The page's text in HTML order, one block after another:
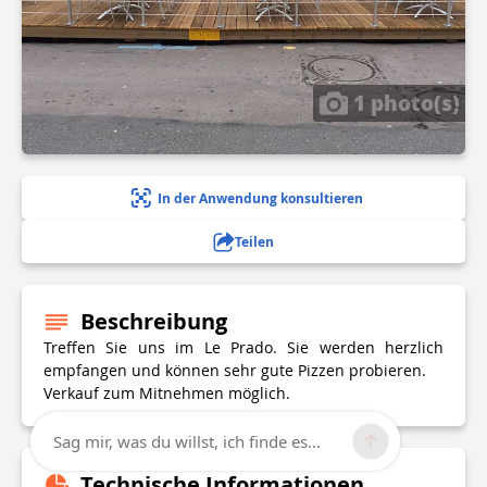
1 photo(s)
In der Anwendung konsultieren
Teilen
Beschreibung
Treffen Sie uns im Le Prado. Sie werden herzlich
empfangen und können sehr gute Pizzen probieren.
Verkauf zum Mitnehmen möglich.
Sag mir, was du willst, ich finde es...